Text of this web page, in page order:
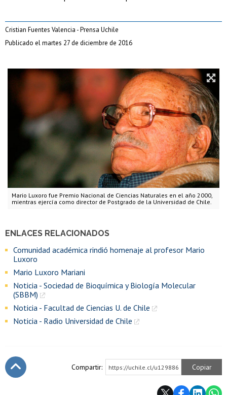
Mario Luxoro fue Premio Nacional de Ciencias Naturales en el año 2000,
mientras ejercía como director de Postgrado de la Universidad de Chile.
ENLACES RELACIONADOS
Comunidad académica rindió homenaje al profesor Mario
Luxoro
Mario Luxoro Mariani
Noticia - Sociedad de Bioquímica y Biología Molecular
(SBBM)
Noticia - Facultad de Ciencias U. de Chile
Noticia - Radio Universidad de Chile
Cristian Fuentes Valencia - Prensa Uchile
Publicado el martes 27 de diciembre de 2016
Compartir: https://uchile.cl/u129886 Copiar